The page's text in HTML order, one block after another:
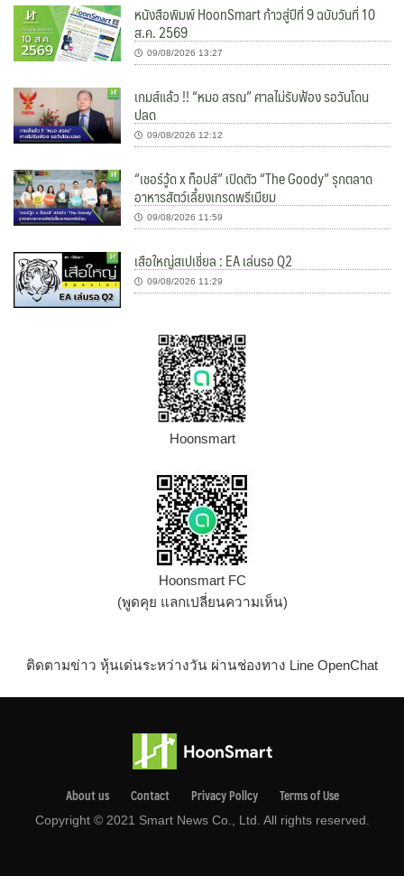
หนังสือพิมพ์ HoonSmart ก้าวสู่ปีที่ 9 ฉบับวันที่ 10
ส.ค. 2569
09/08/2026 13:27
เกมส์แล้ว !! “หมอ สรณ” ศาลไม่รับฟ้อง รอวันโดน
ปลด
09/08/2026 12:12
“เชอร์วู้ด x ท็อปส์” เปิดตัว “The Goody” รุกตลาด
อาหารสัตว์เลี้ยงเกรดพรีเมียม
09/08/2026 11:59
เสือใหญ่สเปเชี่ยล : EA เล่นรอ Q2
09/08/2026 11:29
Hoonsmart
Hoonsmart FC
(พูดคุย แลกเปลี่ยนความเห็น)
ติดตามข่าว หุ้นเด่นระหว่างวัน ผ่านช่องทาง Line OpenChat
About us Contact Privacy Pollcy Terms of Use
Copyright © 2021 Smart News Co., Ltd. All rights reserved.